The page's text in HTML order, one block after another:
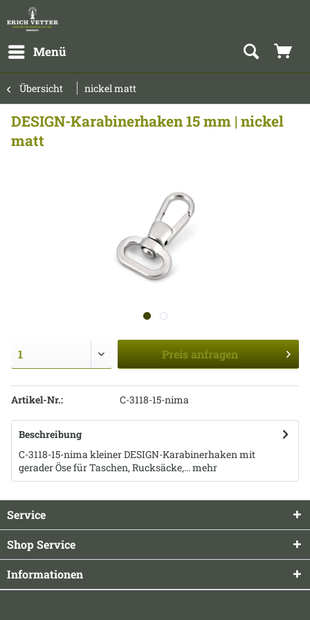
Menü
Übersicht nickel matt
DESIGN-Karabinerhaken 15 mm | nickel
matt
Preis anfragen
Artikel-Nr.: C-3118-15-nima
Beschreibung
C-3118-15-nima kleiner DESIGN-Karabinerhaken mit
gerader Öse für Taschen, Rucksäcke,...mehr
Service
Shop Service
Informationen